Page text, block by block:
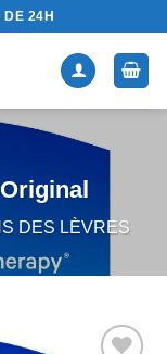
DE 24H
DES LÈVRES